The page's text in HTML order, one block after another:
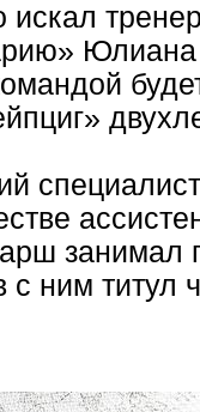
занимал
с ним титул